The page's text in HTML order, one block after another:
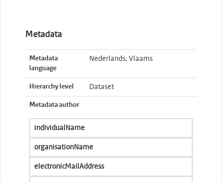
Metadata
Metadata
language
Nederlands; Vlaams
Hierarchy level Dataset
Metadata author
individualName
organisationName
electronicMailAddress